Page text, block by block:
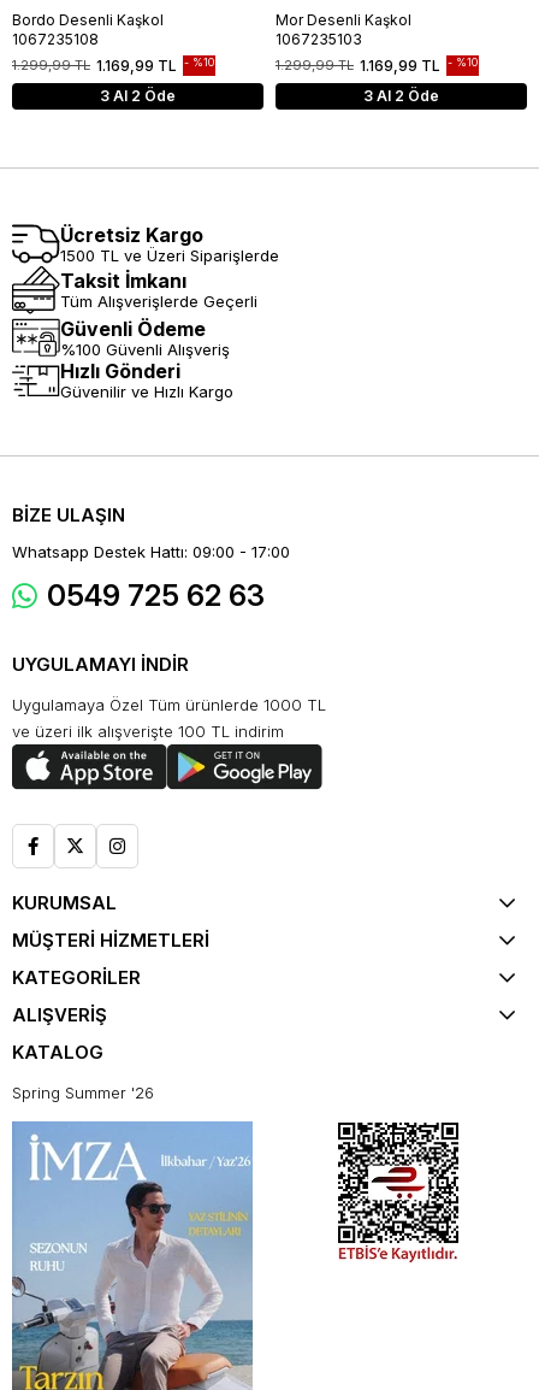
Bordo Desenli Kaşkol
1067235108
1.169,99 TL
1.299,99 TL %10
3 Al 2 Öde
Mor Desenli Kaşkol
1067235103
1.169,99 TL
1.299,99 TL %10
3 Al 2 Öde
Ücretsiz Kargo
1500 TL ve Üzeri Siparişlerde
Taksit İmkanı
Tüm Alışverişlerde Geçerli
Güvenli Ödeme
%100 Güvenli Alışveriş
Hızlı Gönderi
Güvenilir ve Hızlı Kargo
BİZE ULAŞIN
Whatsapp Destek Hattı: 09:00 - 17:00
0549 725 62 63
UYGULAMAYI İNDİR
Uygulamaya Özel Tüm ürünlerde 1000 TL
ve üzeri ilk alışverişte 100 TL indirim
KURUMSAL
MÜŞTERİ HİZMETLERİ
KATEGORİLER
ALIŞVERİŞ
KATALOG
Spring Summer '26